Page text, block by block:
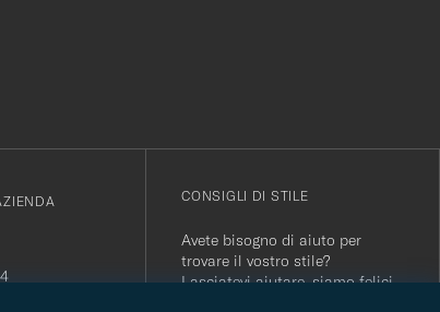
CONSIGLI DI STILE
Avete bisogno di aiuto per
trovare il vostro stile?
Lasciatevi aiutare, siamo felici